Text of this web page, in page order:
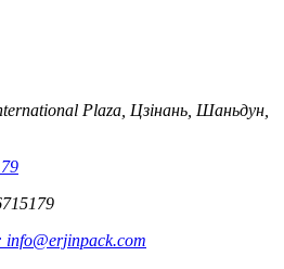
Plaza, Цзінань, Шаньдун,
info@erjinpack.com